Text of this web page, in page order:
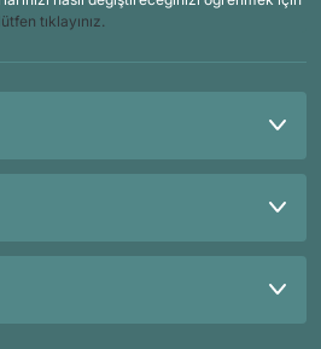
lütfen tıklayınız.